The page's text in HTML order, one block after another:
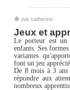
par catherino
Jeux et
Le porteur est un
enfants. Ses
variantes
font un jeu
De 8 mois à 3 ans
répondre aux
nombreux